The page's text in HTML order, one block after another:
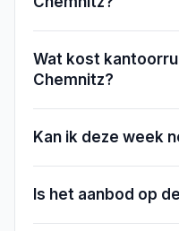
Wat kost
Chemnitz?
Kan ik deze week
Is het aanbod op